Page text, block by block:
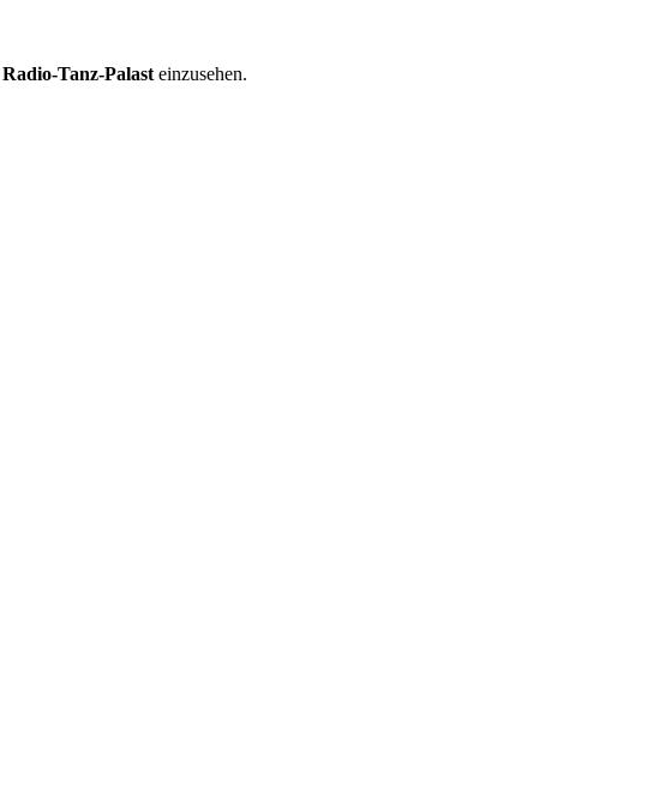
Radio-Tanz-Palast einzusehen.